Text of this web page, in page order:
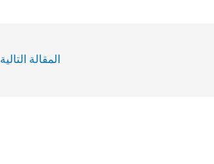
المقالة التالية